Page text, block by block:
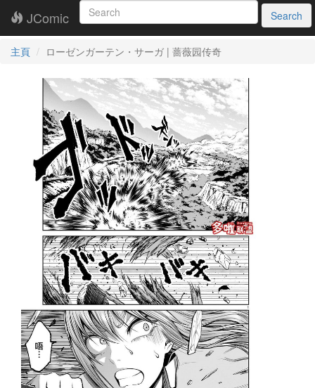
JComic Search
主頁 ローゼンガーテン・サーガ | 蔷薇园传奇